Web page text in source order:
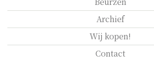
Archief
Wij kopen!
Contact